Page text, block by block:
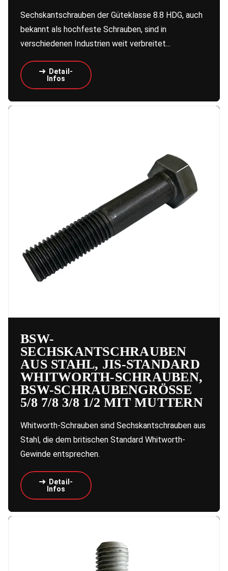
Sechskantschrauben der Güteklasse 8.8 HDG, auch
bekannt als hochfeste Schrauben, sind in
verschiedenen Industrien weit verbreitet...
Detail-
Infos
BSW-
SECHSKANTSCHRAUBEN
AUS STAHL, JIS-STANDARD
WHITWORTH-SCHRAUBEN,
BSW-SCHRAUBENGRÖSSE 5
/8 7/8 3/8 1/2 MIT MUTTERN
Whitworth-Schrauben sind Sechskantschrauben aus
Stahl, die dem britischen Standard Whitworth-
Gewinde entsprechen.
Detail-
Infos